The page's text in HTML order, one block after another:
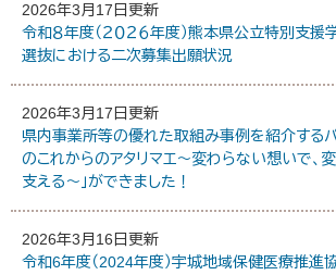
2026年3月17日更新
令和８年度（２０２６年度）熊本県公立特別支
選抜における二次募集出願状況
2026年3月17日更新
県内事業所等の優れた取組み事例を紹介するパ
のこれからのアタリマエ～変わらない想いで、
支える～」ができました！
2026年3月16日更新
令和6年度（2024年度）宇城地域保健医療推進